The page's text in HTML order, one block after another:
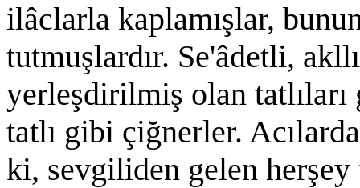
ilâclarla kaplamışlar,
tutmuşlardır. Se'âdetli,
yerleşdirilmiş olan
tatlı gibi çiğnerler.
ki, sevgiliden gelen